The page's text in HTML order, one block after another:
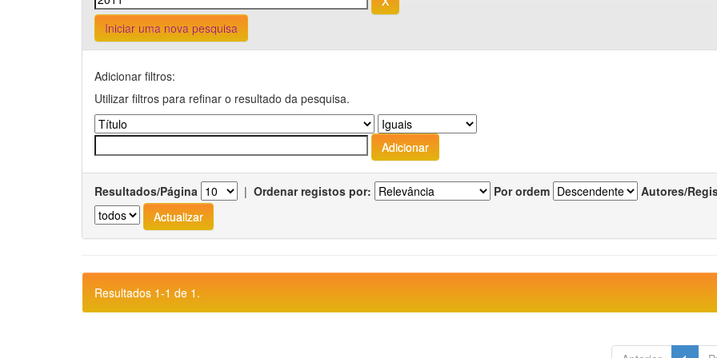
Iniciar uma nova pesquisa
Adicionar filtros:
Utilizar filtros para refinar o resultado da pesquisa.
Resultados/Página | Ordenar registos por: Por ordem Autores/
Resultados 1-1 de 1.